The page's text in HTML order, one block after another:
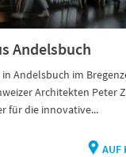
Andelsbuch
in Andelsbuch im
Architekten Peter
für die innovative...
AUF